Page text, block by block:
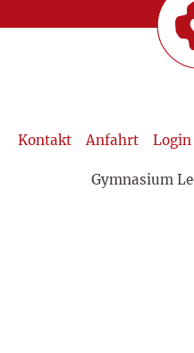
Kontakt Anfahrt Login
Gymnasium